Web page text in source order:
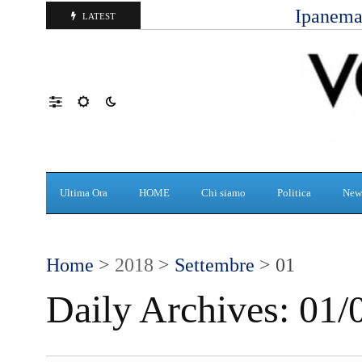
LATEST
Ultima Ora HOME Chi siamo Politica
Home > 2018 > Settembre > 01
Daily Archives: 01/